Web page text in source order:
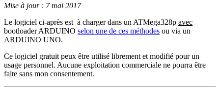
Mise à jour : 7 mai 2017
Le logiciel ci-après est à charger dans un ATMega328p avec
bootloader ARDUINO selon une de ces méthodes ou via un
ARDUINO UNO.
Ce logiciel gratuit peux être utilisé librement et modifié pour un
usage personnel. Aucune exploitation commerciale ne pourra être
faite sans mon consentement.